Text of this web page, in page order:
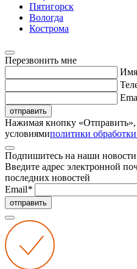
Пятигорск
Вологда
Кострома
Перезвонить мне
Имя
отправить
Нажимая кнопку «Отправить»,
условиямиполитики
Подпишитесь на наши новости
Введите адрес электронной
последних новостей
Email*
отправить